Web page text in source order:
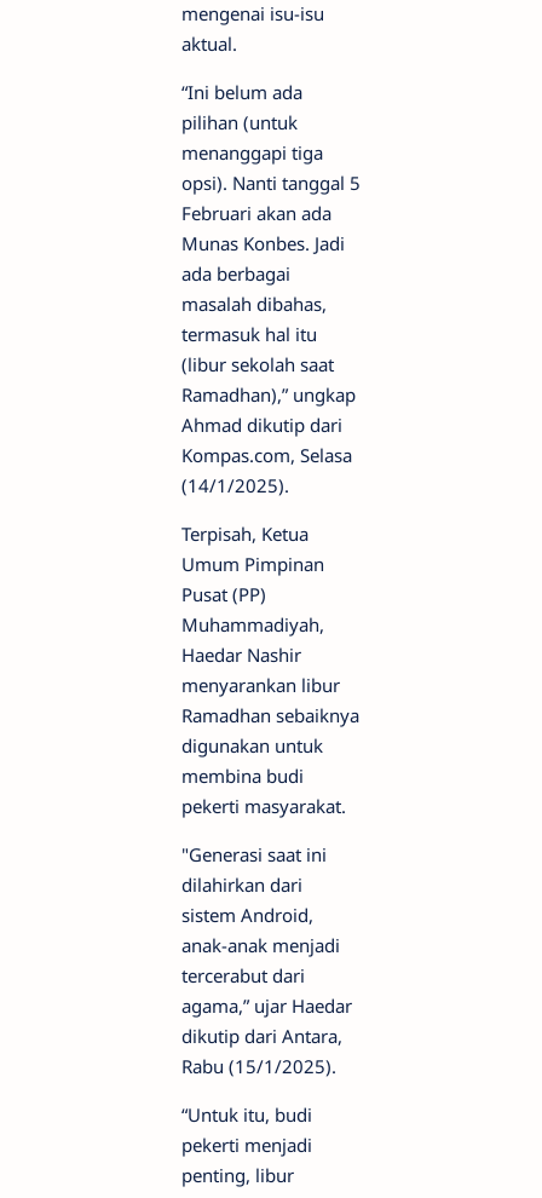
mengenai isu-isu
aktual.
“Ini belum ada
pilihan (untuk
menanggapi tiga
opsi). Nanti tanggal 5
Februari akan ada
Munas Konbes. Jadi
ada berbagai
masalah dibahas,
termasuk hal itu
(libur sekolah saat
Ramadhan),” ungkap
Ahmad dikutip dari
Kompas.com, Selasa
(14/1/2025).
Terpisah, Ketua
Umum Pimpinan
Pusat (PP)
Muhammadiyah,
Haedar Nashir
menyarankan libur
Ramadhan sebaiknya
digunakan untuk
membina budi
pekerti masyarakat.
"Generasi saat ini
dilahirkan dari
sistem Android,
anak-anak menjadi
tercerabut dari
agama,” ujar Haedar
dikutip dari Antara,
Rabu (15/1/2025).
“Untuk itu, budi
pekerti menjadi
penting, libur